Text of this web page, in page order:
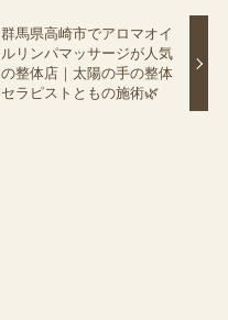
群馬県高崎市でアロマオイ
ルリンパマッサージが人気
の整体店｜太陽の手の整体
セラピストともの施術🌿